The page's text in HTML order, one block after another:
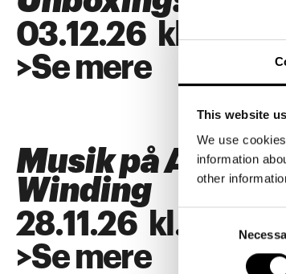
This website
We use
information
other
Selection
03.12.26 kl.18:00
>Se mere
Musik på
Winding
28.11 .26 kl.
18:00
>Se mere